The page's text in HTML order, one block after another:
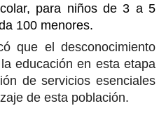
para niños de 3 a 5
100 menores.
que el desconocimiento
educación en esta etapa
de servicios esenciales
de esta población.